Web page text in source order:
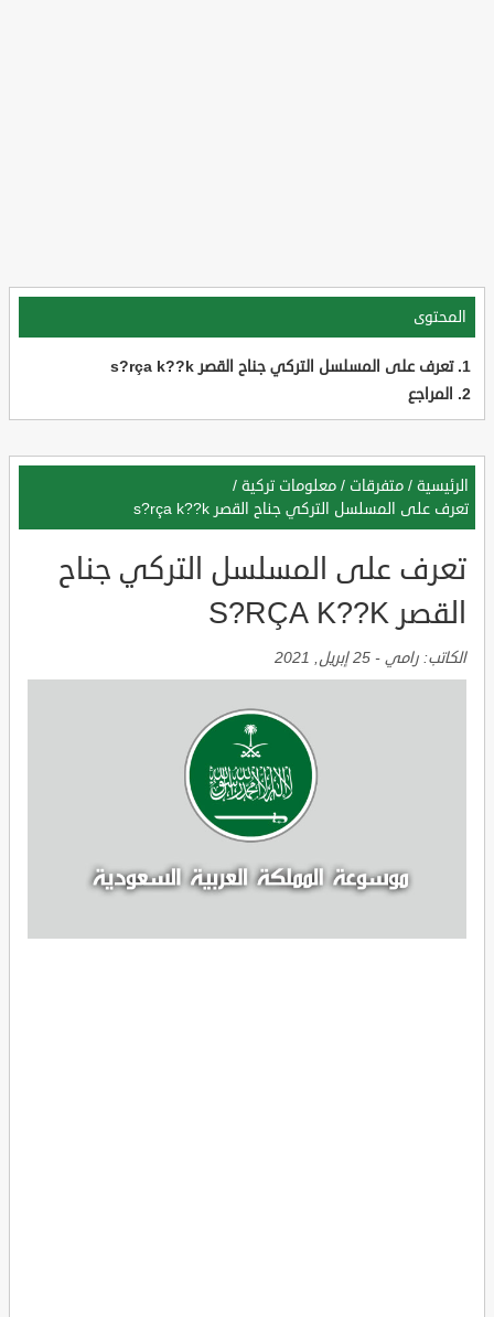
المحتوى
تعرف على المسلسل التركي جناح القصر s?rça k??k
المراجع
الرئيسية / متفرقات / معلومات تركية /
تعرف على المسلسل التركي جناح القصر s?rça k??k
تعرف على المسلسل التركي جناح
القصر S?RÇA K??K
الكاتب: رامي - 25 إبريل, 2021